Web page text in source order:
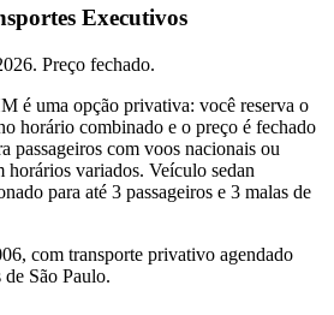
Executivos
Preço fechado.
é uma opção privativa: você reserva o
horário combinado e o preço é fechado
passageiros com voos nacionais ou
horários variados. Veículo sedan
para até 3 passageiros e 3 malas de
com transporte privativo agendado
de São Paulo.